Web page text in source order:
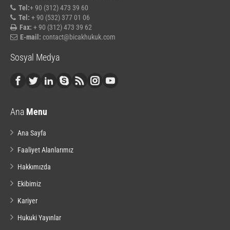
Tel:+ 90 (312) 473 39 60
Tel: + 90 (532) 377 01 06
Fax: + 90 (312) 473 39 62
E-mail: contact@bicakhukuk.com
Sosyal Medya
Ana Menu
Ana Sayfa
Faaliyet Alanlarımız
Hakkımızda
Ekibimiz
Kariyer
Hukuki Yayınlar